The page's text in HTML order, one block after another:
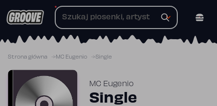
do
Strona główna MC Eugenio Single
MC Eugenio
Single